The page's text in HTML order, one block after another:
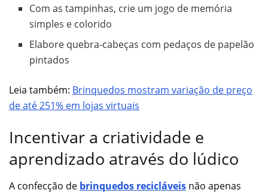
Com as tampinhas, crie um jogo de memória
simples e colorido
Elabore quebra-cabeças com pedaços de papelão
pintados
Leia também: Brinquedos mostram variação de preço
de até 251% em lojas virtuais
Incentivar a criatividade e
aprendizado através do lúdico
A confecção de brinquedos recicláveis não apenas